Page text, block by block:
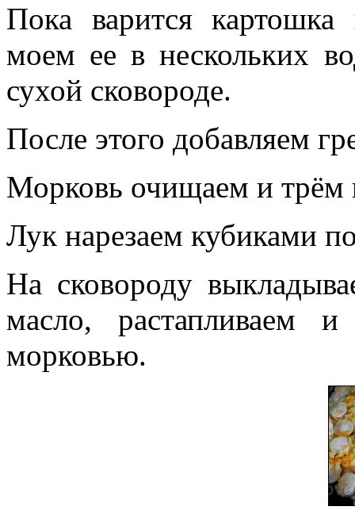
Пока варится картошка
моем ее в нескольких
сухой сковороде.
После этого добавляем
Морковь очищаем и трём
Лук нарезаем кубиками
На сковороду
масло, растапливаем
морковью.